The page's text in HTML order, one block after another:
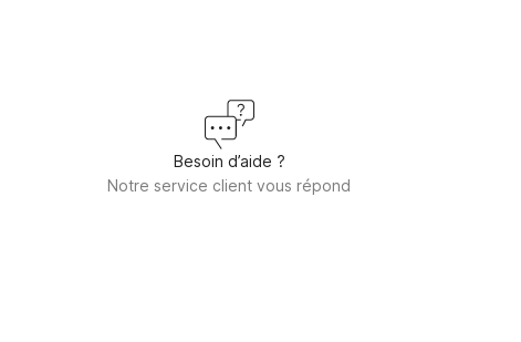
Besoin d’aide ?
Notre service client vous répond